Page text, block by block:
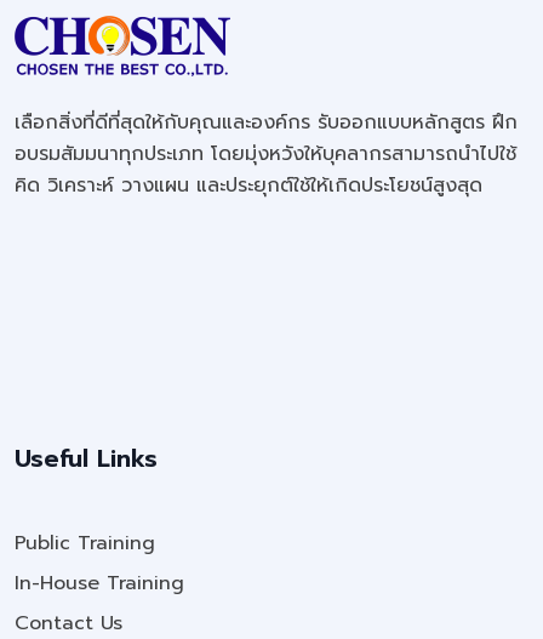
เลือกสิ่งที่ดีที่สุดให้กับคุณและองค์กร รับออกแบบหลักสูตร ฝึก
อบรมสัมมนาทุกประเภท โดยมุ่งหวังให้บุคลากรสามารถนำไปใช้
คิด วิเคราะห์ วางแผน และประยุกต์ใช้ให้เกิดประโยชน์สูงสุด
Useful Links
Public Training
In-House Training
Contact Us